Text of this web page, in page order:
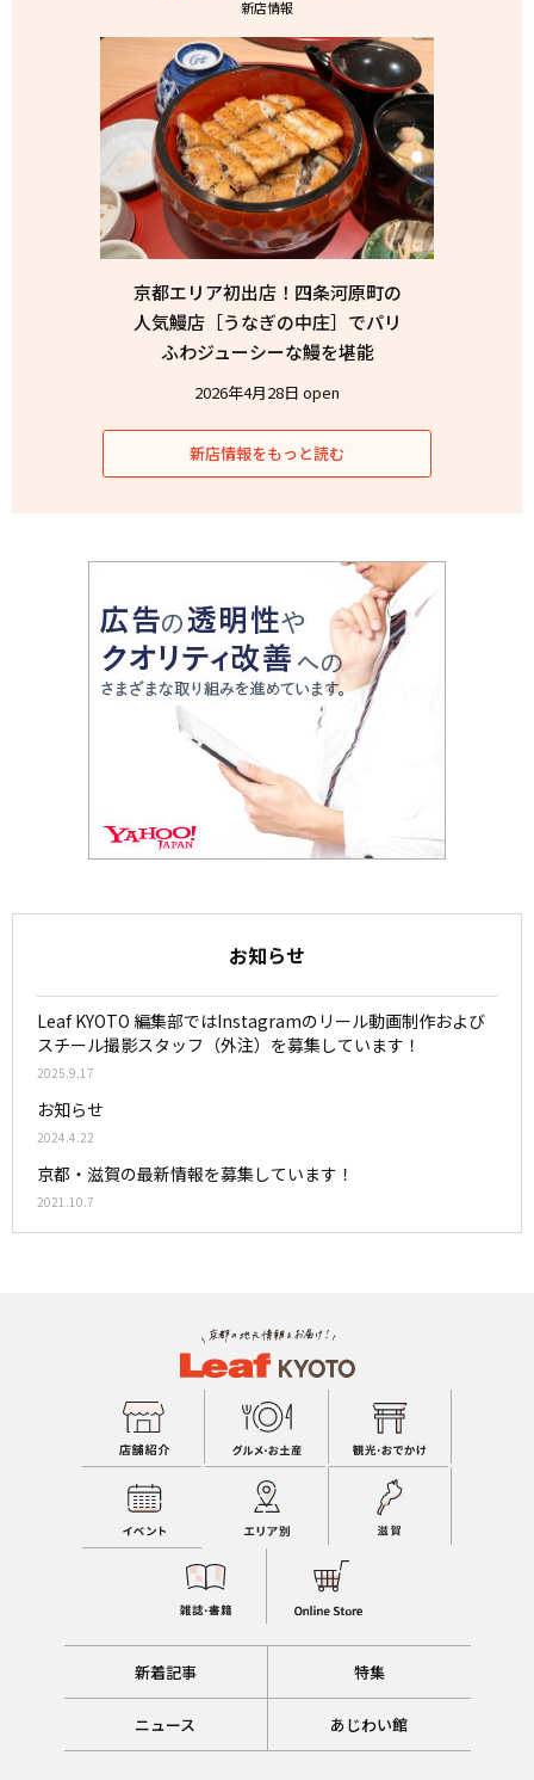
新店情報
京都エリア初出店！四条河原町の
人気鰻店［うなぎの中庄］でパリ
ふわジューシーな鰻を堪能
2026年4月28日 open
新店情報をもっと読む
お知らせ
Leaf KYOTO 編集部ではInstagramのリール動画制作および
スチール撮影スタッフ（外注）を募集しています！
2025.9.17
お知らせ
2024.4.22
京都・滋賀の最新情報を募集しています！
2021.10.7
新着記事 特集
ニュース あじわい館